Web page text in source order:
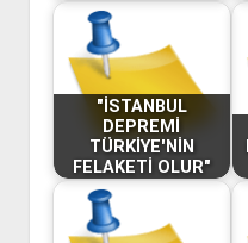
"İSTANBUL
DEPREMİ
TÜRKİYE'NİN
FELAKETİ OLUR"